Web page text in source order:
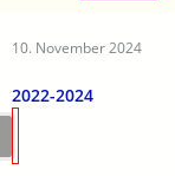
10. November 2024
2022-2024